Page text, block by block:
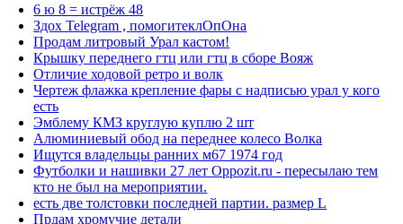
6 ю 8 = истрёж 48
Здох Telegram , помогитеклОпОна
Продам литровый Урал кастом!
Крышку переднего гтц или гтц в сборе Вояж
Отличие ходовой ретро и волк
Чертеж флажка крепление фары с надписью урал у кого
есть
Эмблему КМЗ круглую куплю 2 шт
Алюминиевый обод на переднее колесо Волка
Ищутся владельцы ранних м67 1974 год
Футболки и нашивки 27 лет Oppozit.ru - пересылаю тем
кто не был на мероприятии.
есть две толстовки последней партии. размер L
Прдам хромучие детали